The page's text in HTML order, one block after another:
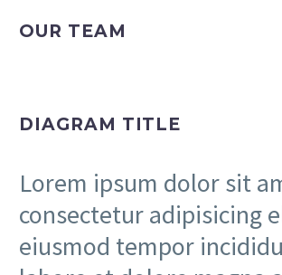
OUR TEAM
DIAGRAM TITLE
Lorem ipsum dolor sit
consectetur adipisicing
eiusmod tempor